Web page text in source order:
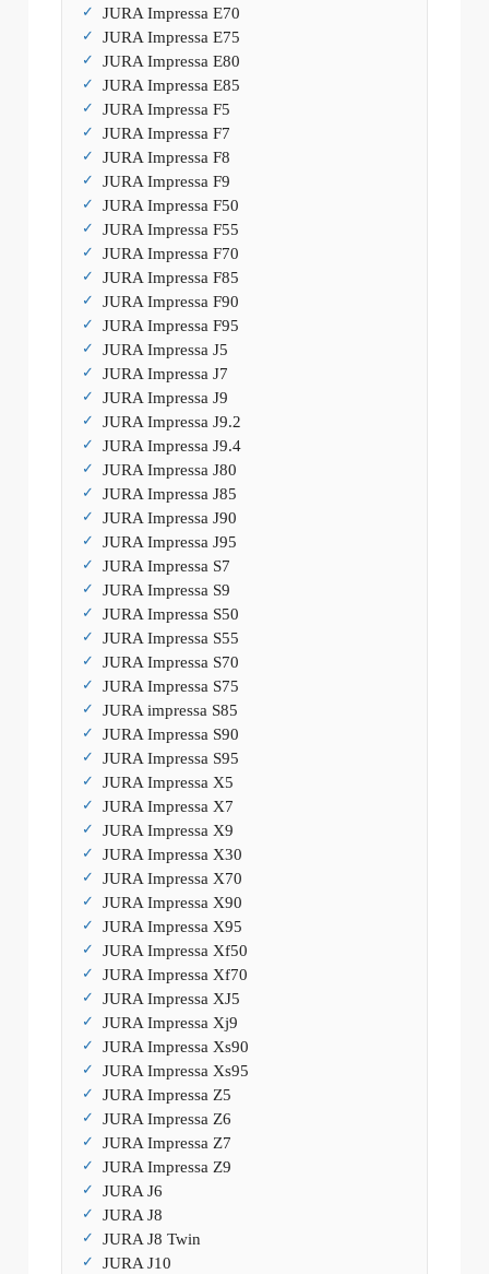
JURA Impressa E70
JURA Impressa E75
JURA Impressa E80
JURA Impressa E85
JURA Impressa F5
JURA Impressa F7
JURA Impressa F8
JURA Impressa F9
JURA Impressa F50
JURA Impressa F55
JURA Impressa F70
JURA Impressa F85
JURA Impressa F90
JURA Impressa F95
JURA Impressa J5
JURA Impressa J7
JURA Impressa J9
JURA Impressa J9.2
JURA Impressa J9.4
JURA Impressa J80
JURA Impressa J85
JURA Impressa J90
JURA Impressa J95
JURA Impressa S7
JURA Impressa S9
JURA Impressa S50
JURA Impressa S55
JURA Impressa S70
JURA Impressa S75
JURA impressa S85
JURA Impressa S90
JURA Impressa S95
JURA Impressa X5
JURA Impressa X7
JURA Impressa X9
JURA Impressa X30
JURA Impressa X70
JURA Impressa X90
JURA Impressa X95
JURA Impressa Xf50
JURA Impressa Xf70
JURA Impressa XJ5
JURA Impressa Xj9
JURA Impressa Xs90
JURA Impressa Xs95
JURA Impressa Z5
JURA Impressa Z6
JURA Impressa Z7
JURA Impressa Z9
JURA J6
JURA J8
JURA J8 Twin
JURA J10